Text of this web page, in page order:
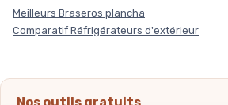
Meilleurs Braseros plancha
Comparatif Réfrigérateurs d'extérieur
Nos outils gratuits